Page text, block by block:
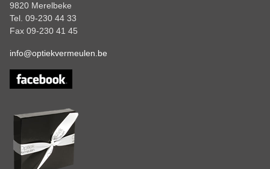
9820 Merelbeke
Tel. 09-230 44 33
Fax 09-230 41 45
info@optiekvermeulen.be